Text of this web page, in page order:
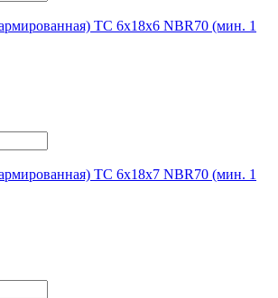
TC 6х18х6 NBR70 (мин. 1
TC 6х18х7 NBR70 (мин. 1